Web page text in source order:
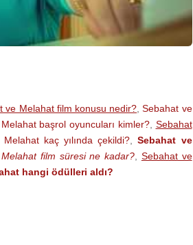
ve Melahat film konusu nedir? ,Sebahat ve
başrol oyuncuları kimler?, Sebahat
kaç yılında çekildi? ,Sebahat ve
film süresi ne kadar?
Sebahat ve
hangi ödülleri aldı?